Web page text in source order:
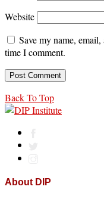
Website
Save my name,
time I comment.
Back To Top
About DIP